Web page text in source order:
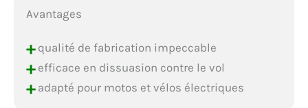
Avantages
+qualité de fabrication impeccable
+efficace en dissuasion contre le vol
+adapté pour motos et vélos électriques